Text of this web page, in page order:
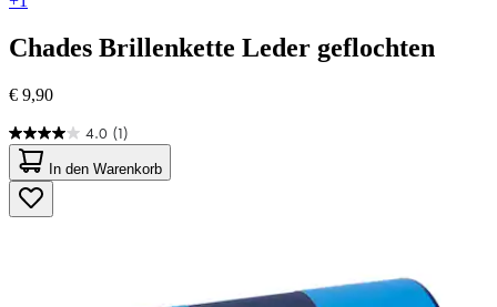
Chades Brillenkette Leder geflochten
€ 9,90
4.0 (1)
4.0
von
5
Sternen.
1
In den Warenkorb